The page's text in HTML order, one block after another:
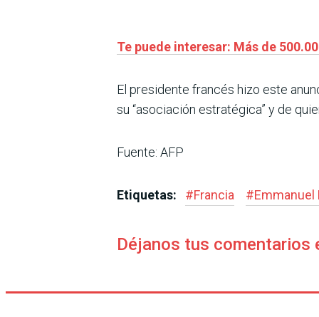
Te puede interesar: Más de
El presidente francés hizo este
su “asociación estratégica” y de
Fuente: AFP
Etiquetas: #Francia #Emmanuel
Déjanos tus comentarios